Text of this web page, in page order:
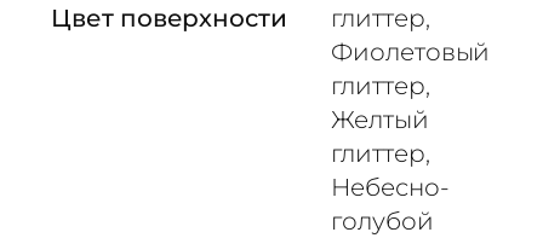
Цвет поверхности
глиттер,
Фиолетовый
глиттер,
Желтый
глиттер,
Небесно-
голубой